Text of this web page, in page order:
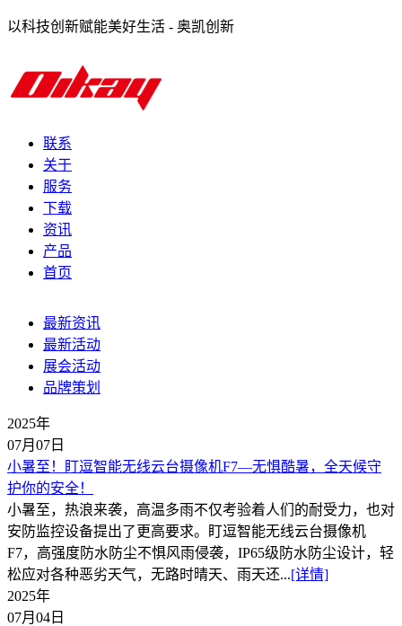
以科技创新赋能美好生活 - 奥凯创新
联系
关于
服务
下载
资讯
产品
首页
最新资讯
最新活动
展会活动
品牌策划
2025年
07月07日
小暑至！盯逗智能无线云台摄像机F7—无惧酷暑，全天候守
护你的安全！
小暑至，热浪来袭，高温多雨不仅考验着人们的耐受力，也对
安防监控设备提出了更高要求。盯逗智能无线云台摄像机
F7，高强度防水防尘不惧风雨侵袭，IP65级防水防尘设计，轻
松应对各种恶劣天气，无路时晴天、雨天还...[详情]
2025年
07月04日